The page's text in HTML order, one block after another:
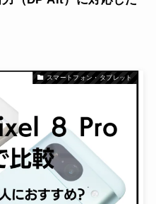
スマートフォン・タブレット